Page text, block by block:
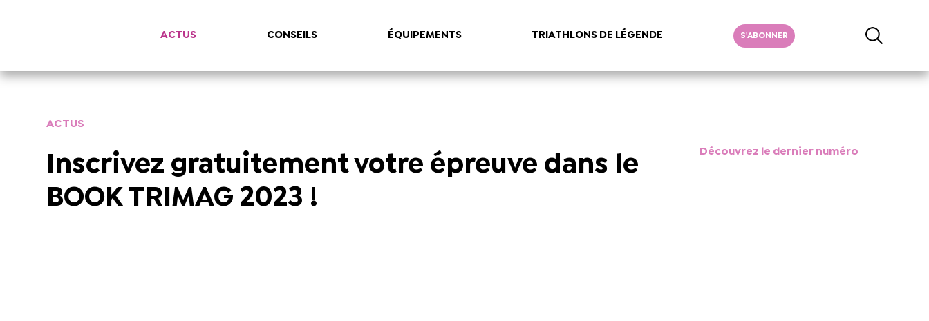
ACTUS CONSEILS ÉQUIPEMENTS TRIATHLONS DE LÉGENDE S'ABONNER
ACTUS
Inscrivez gratuitement votre épreuve dans le
BOOK TRIMAG 2023 !
Découvrez le dernier numéro